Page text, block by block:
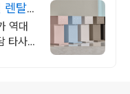
렌탈
역대
타사